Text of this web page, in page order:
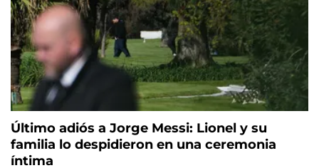
Último adiós a Jorge Messi: Lionel y su
familia lo despidieron en una ceremonia
íntima